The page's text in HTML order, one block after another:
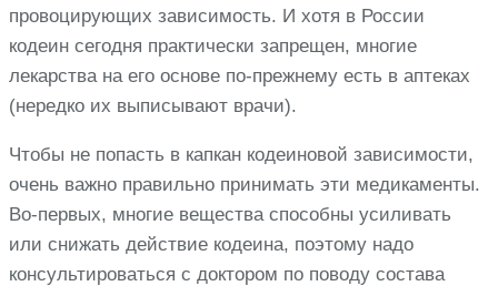
провоцирующих зависимость. И хотя в России
кодеин сегодня практически запрещен, многие
лекарства на его основе по-прежнему есть в аптеках
(нередко их выписывают врачи).
Чтобы не попасть в капкан кодеиновой зависимости,
очень важно правильно принимать эти медикаменты.
Во-первых, многие вещества способны усиливать
или снижать действие кодеина, поэтому надо
консультироваться с доктором по поводу состава